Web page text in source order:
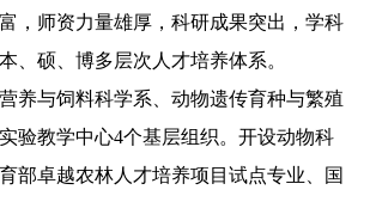
，师资力量雄厚，科研成果突出，学科
、硕、博多层次人才培养体系。
养与饲料科学系、动物遗传育种与繁殖
验教学中心4个基层组织。开设动物科
部卓越农林人才培养项目试点专业、国